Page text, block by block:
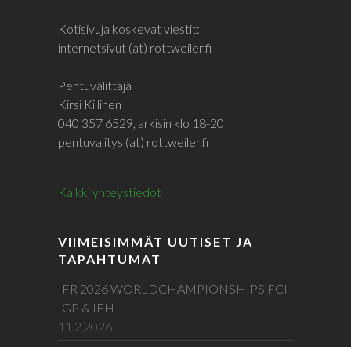
Kotisivuja koskevat viestit:
internetsivut (at) rottweiler.fi
Pentuvälittäjä
Kirsi Killinen
040 357 6529, arkisin klo 18-20
pentuvalitys (at) rottweiler.fi
Kaikki yhteystiedot
VIIMEISIMMÄT UUTISET JA
TAPAHTUMAT
IFR 2026 WORLDCHAMPIONSHIPS FCI
IGP & IFH
11.2.2026